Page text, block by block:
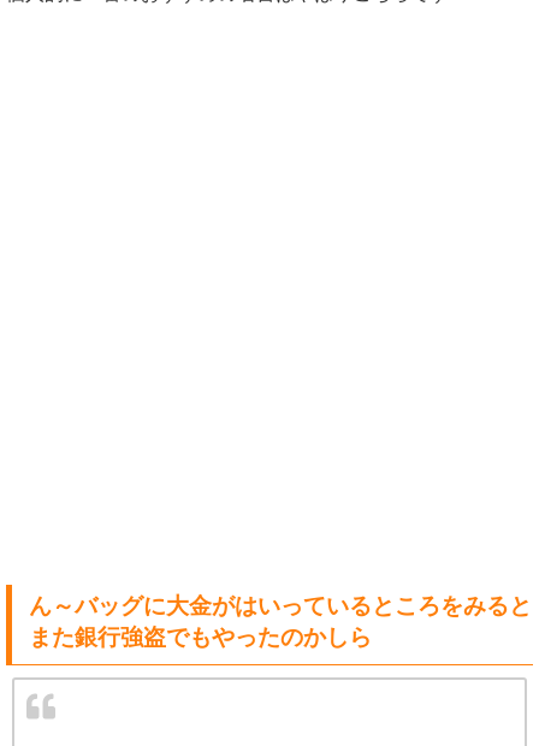
ん～バッグに大金がはいっているところをみると
また銀行強盗でもやったのかしら